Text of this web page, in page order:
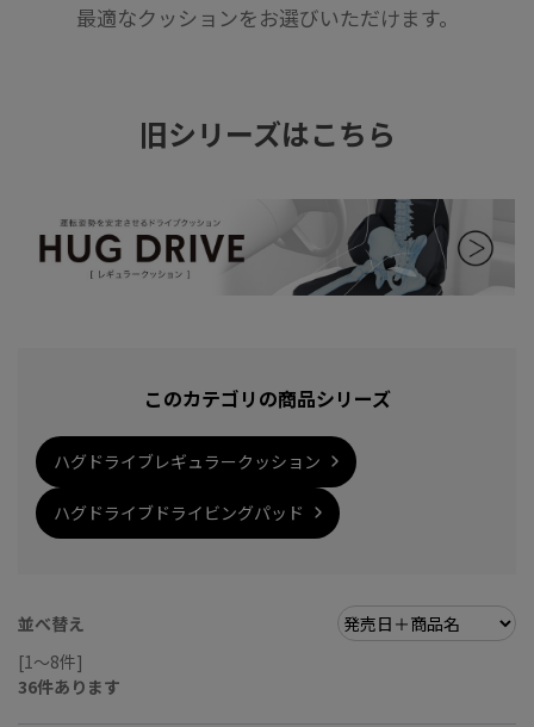
最適なクッションをお選びいただけます。
旧シリーズはこちら
並べ替え
[1～8件]
36件あります
このカテゴリの商品シリーズ
ハグドライブレギュラークッション
ハグドライブドライビングパッド